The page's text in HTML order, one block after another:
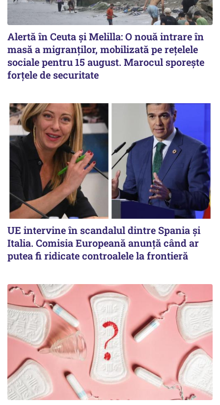
Alertă în Ceuta și Melilla: O nouă intrare în
masă a migranților, mobilizată pe rețelele
sociale pentru 15 august. Marocul sporește
forțele de securitate
UE intervine în scandalul dintre Spania și
Italia. Comisia Europeană anunță când ar
putea fi ridicate controalele la frontieră